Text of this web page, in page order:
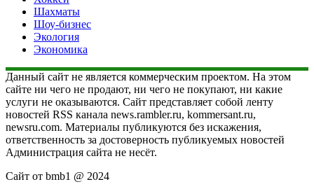
Шахматы
Шоу-бизнес
Экология
Экономика
Данный сайт не является коммерческим проектом. На этом
сайте ни чего не продают, ни чего не покупают, ни какие
услуги не оказываются. Сайт представляет собой ленту
новостей RSS канала news.rambler.ru, kommersant.ru,
newsru.com. Материалы публикуются без искажения,
ответственность за достоверность публикуемых новостей
Администрация сайта не несёт.
Сайт от bmb1 @ 2024